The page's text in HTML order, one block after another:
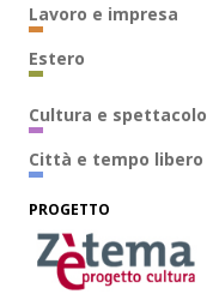
Lavoro e impresa
Estero
Cultura e spettacolo
Città e tempo libero
PROGETTO